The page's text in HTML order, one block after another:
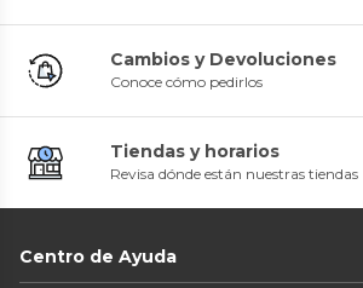
Cambios y Devoluciones
Conoce cómo pedirlos
Tiendas y horarios
Revisa dónde están nuestras tiendas
Centro de Ayuda